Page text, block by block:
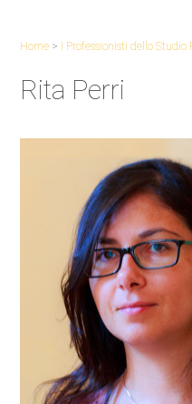
Home > I Professionisti dello Studio
Rita Perri